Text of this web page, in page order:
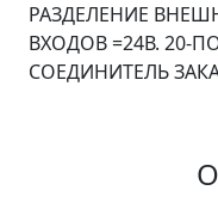
РАЗДЕЛЕНИЕ
ВХОДОВ =24В.
СОЕДИНИТЕЛЬ